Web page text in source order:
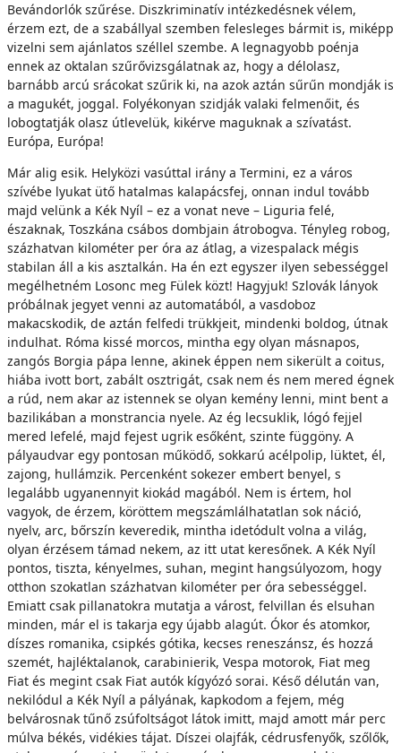
Bevándorlók szűrése. Diszkriminatív intézkedésnek vélem,
érzem ezt, de a szabállyal szemben felesleges bármit is, miképp
vizelni sem ajánlatos széllel szembe. A legnagyobb poénja
ennek az oktalan szűrővizsgálatnak az, hogy a délolasz,
barnább arcú srácokat szűrik ki, na azok aztán sűrűn mondják is
a magukét, joggal. Folyékonyan szidják valaki felmenőit, és
lobogtatják olasz útlevelük, kikérve maguknak a szívatást.
Európa, Európa!
Már alig esik. Helyközi vasúttal irány a Termini, ez a város
szívébe lyukat ütő hatalmas kalapácsfej, onnan indul tovább
majd velünk a Kék Nyíl – ez a vonat neve – Liguria felé,
északnak, Toszkána csábos dombjain átrobogva. Tényleg robog,
százhatvan kilométer per óra az átlag, a vizespalack mégis
stabilan áll a kis asztalkán. Ha én ezt egyszer ilyen sebességgel
megélhetném Losonc meg Fülek közt! Hagyjuk! Szlovák lányok
próbálnak jegyet venni az automatából, a vasdoboz
makacskodik, de aztán felfedi trükkjeit, mindenki boldog, útnak
indulhat. Róma kissé morcos, mintha egy olyan másnapos,
zangós Borgia pápa lenne, akinek éppen nem sikerült a coitus,
hiába ivott bort, zabált osztrigát, csak nem és nem mered égnek
a rúd, nem akar az istennek se olyan kemény lenni, mint bent a
bazilikában a monstrancia nyele. Az ég lecsuklik, lógó fejjel
mered lefelé, majd fejest ugrik esőként, szinte függöny. A
pályaudvar egy pontosan működő, sokkarú acélpolip, lüktet, él,
zajong, hullámzik. Percenként sokezer embert benyel, s
legalább ugyanennyit kiokád magából. Nem is értem, hol
vagyok, de érzem, köröttem megszámlálhatatlan sok náció,
nyelv, arc, bőrszín keveredik, mintha idetódult volna a világ,
olyan érzésem támad nekem, az itt utat keresőnek. A Kék Nyíl
pontos, tiszta, kényelmes, suhan, megint hangsúlyozom, hogy
otthon szokatlan százhatvan kilométer per óra sebességgel.
Emiatt csak pillanatokra mutatja a várost, felvillan és elsuhan
minden, már el is takarja egy újabb alagút. Ókor és atomkor,
díszes romanika, csipkés gótika, kecses reneszánsz, és hozzá
szemét, hajléktalanok, carabinierik, Vespa motorok, Fiat meg
Fiat és megint csak Fiat autók kígyózó sorai. Késő délután van,
nekilódul a Kék Nyíl a pályának, kapkodom a fejem, még
belvárosnak tűnő zsúfoltságot látok imitt, majd amott már perc
múlva békés, vidékies tájat. Díszei olajfák, cédrusfenyők, szőlők,